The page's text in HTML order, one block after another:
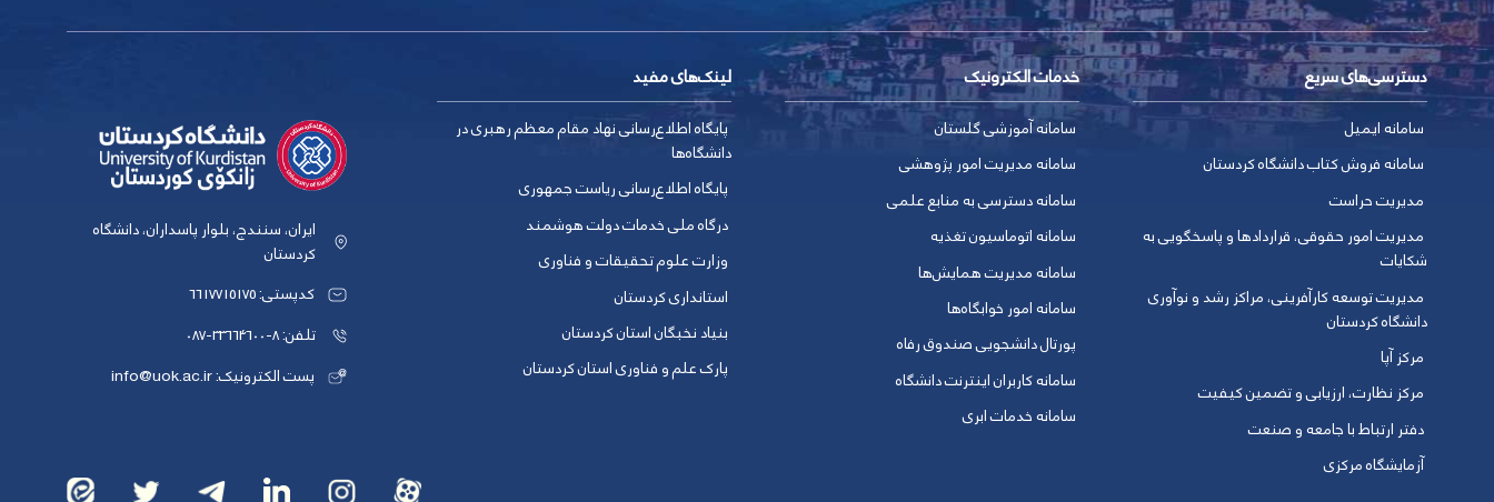
دسترسی‌های سریع
سامانه ایمیل
سامانه فروش کتاب دانشگاه کردستان
مدیریت حراست
مدیریت امور حقوقی، قراردادها و پاسخگویی به
شکایات
مدیریت توسعه کارآفرینی، مراکز رشد و نوآوری
دانشگاه کردستان
مرکز آپا
مرکز نظارت، ارزیابی و تضمین کیفیت
دفتر ارتباط با جامعه و صنعت
آزمایشگاه مرکزی
خدمات الکترونیک
سامانه آموزشی گلستان
سامانه مدیریت امور پژوهشی
سامانه دسترسی به منابع علمی
سامانه اتوماسیون تغذیه
سامانه مدیریت همایش‌ها
سامانه امور خوابگاه‌ها
پورتال دانشجویی صندوق رفاه
سامانه کاربران اینترنت دانشگاه
سامانه خدمات ابری
لینک‌های مفید
پایگاه اطلاع‌رسانی نهاد مقام معظم رهبری در
دانشگاه‌ها
پایگاه اطلاع‌رسانی ریاست جمهوری
درگاه ملی خدمات دولت هوشمند
وزارت علوم تحقیقات و فناوری
استانداری کردستان
بنیاد نخبگان استان کردستان
پارک علم و فناوری استان کردستان
ایران، سنندج، بلوار پاسداران، دانشگاه
کردستان
کدپستی: 6617715175
تلفن: 8-33664600-087
پست الکترونیک: info@uok.ac.ir